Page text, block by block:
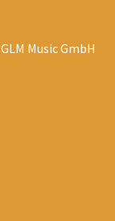
Music GmbH